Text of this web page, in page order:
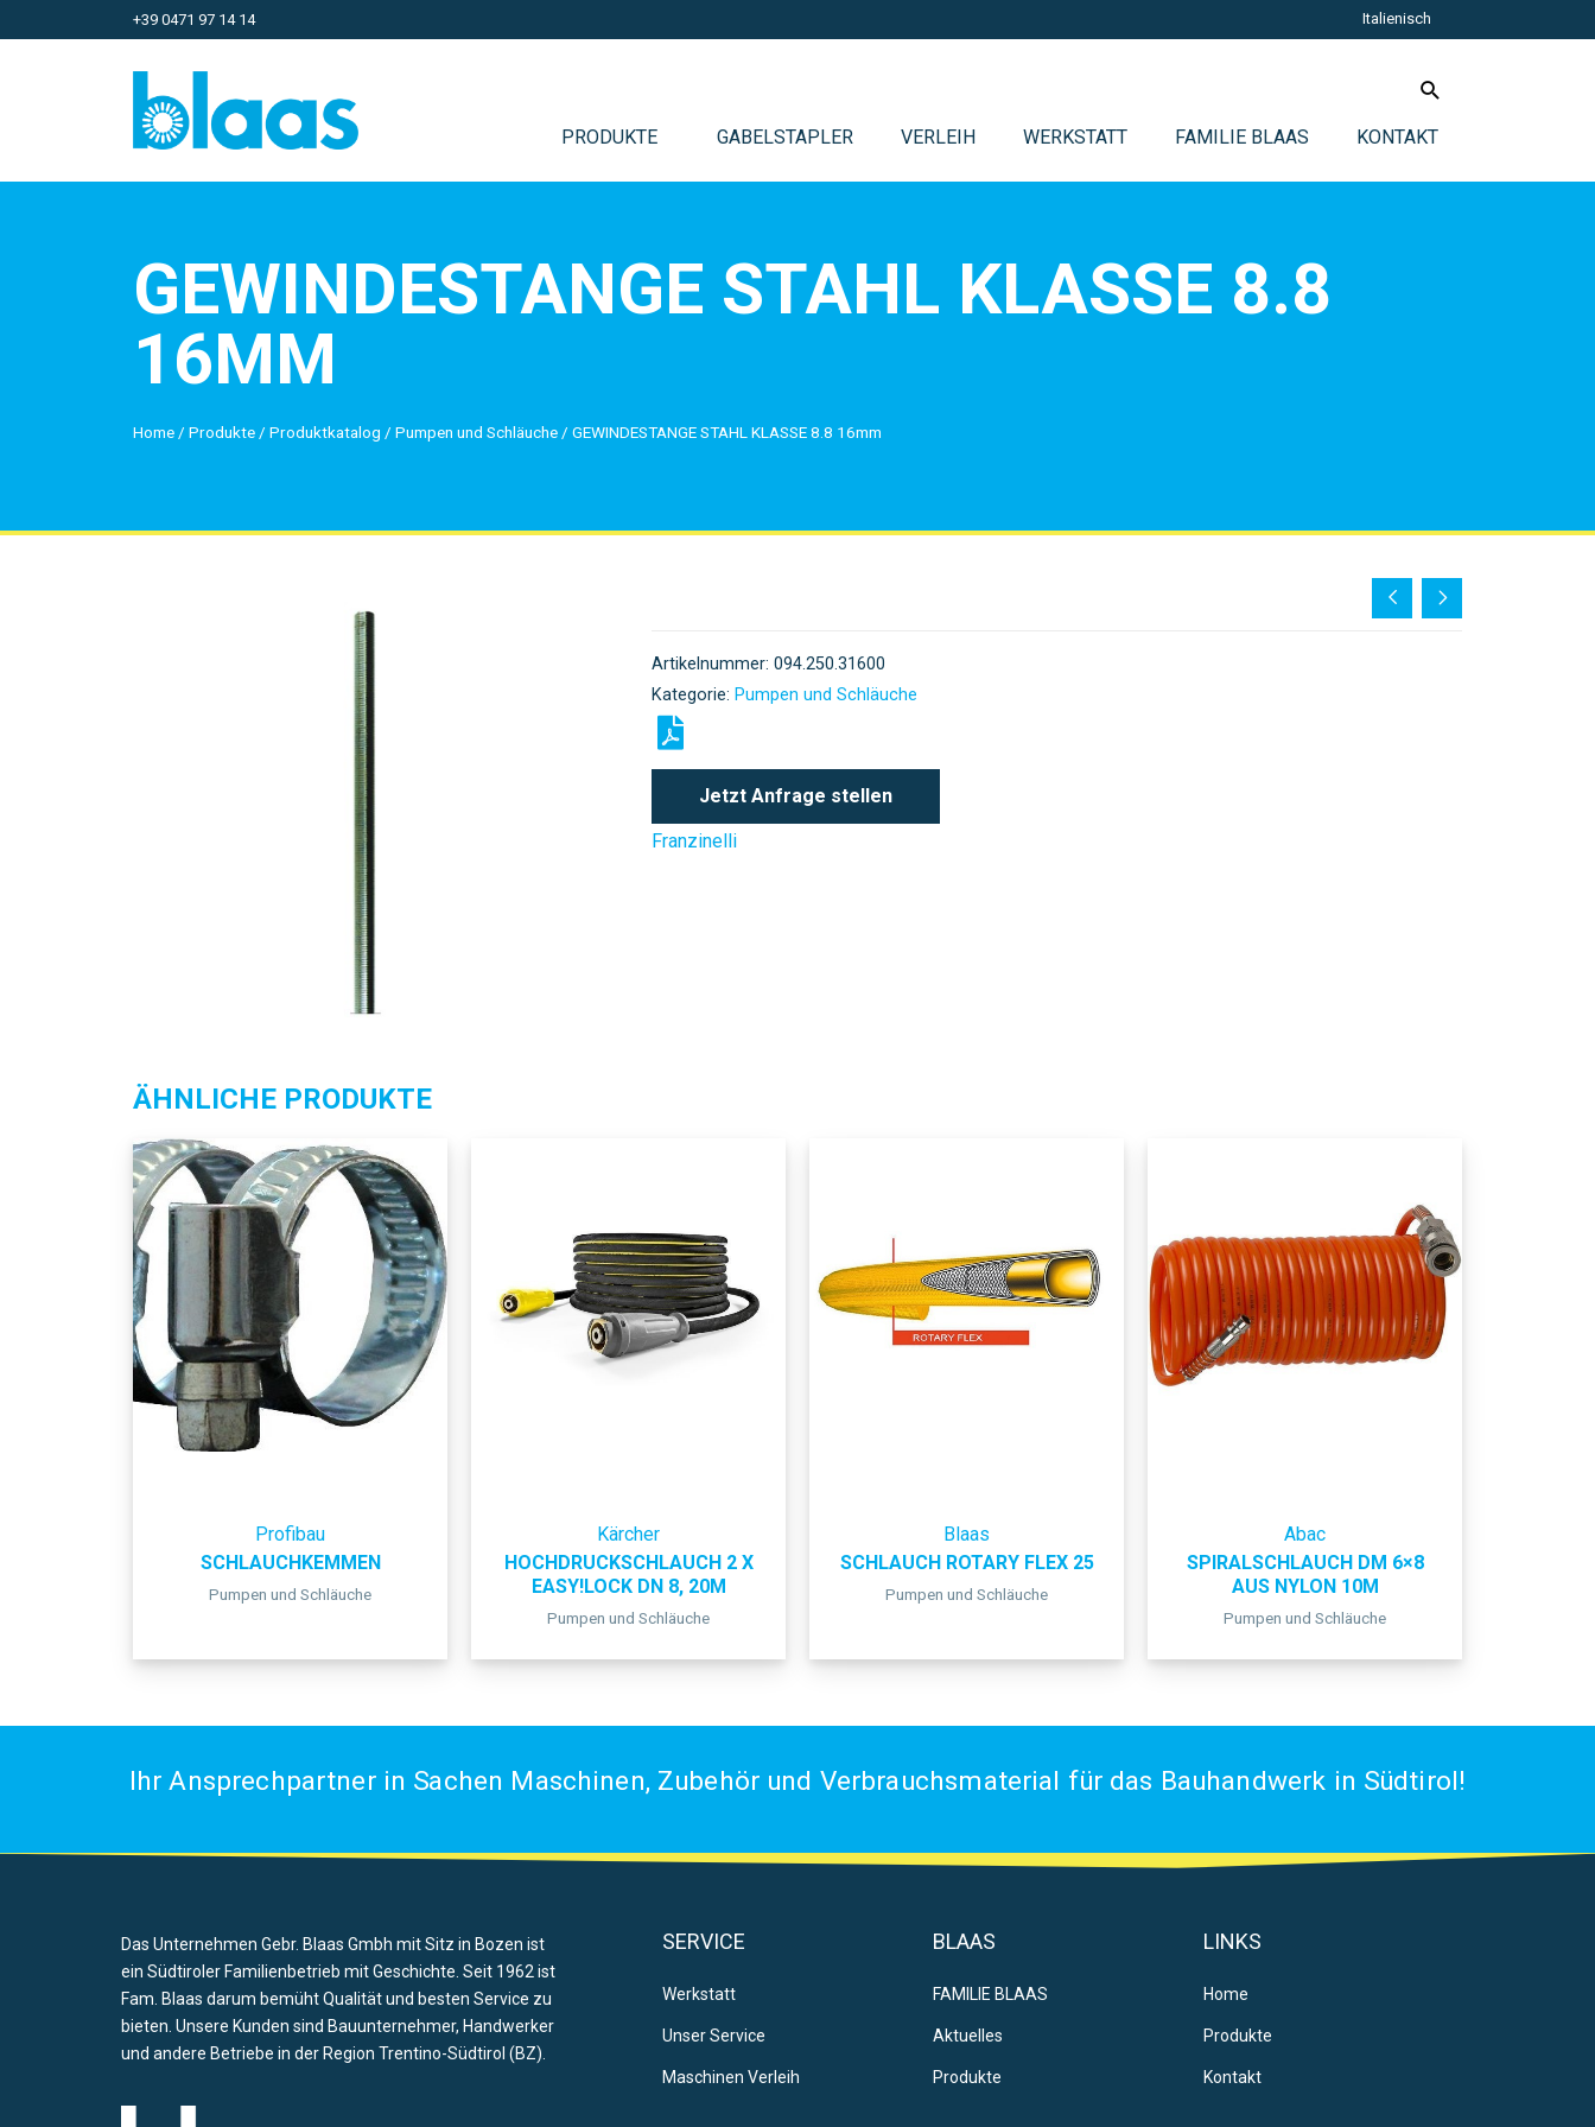
+39 0471 97 14 14 Italienisch
PRODUKTE GABELSTAPLER VERLEIH WERKSTATT FAMILIE BLAAS KONTAKT
GEWINDESTANGE STAHL KLASSE 8.8
16MM
Home / Produkte / Produktkatalog / Pumpen und Schläuche / GEWINDESTANGE STAHL KLASSE 8.8 16mm
Artikelnummer: 094.250.31600
Kategorie: Pumpen und Schläuche
Jetzt Anfrage stellen
Franzinelli
ÄHNLICHE PRODUKTE
Profibau
SCHLAUCHKEMMEN
Pumpen und Schläuche
Kärcher
HOCHDRUCKSCHLAUCH 2 X
EASY!LOCK DN 8, 20M
Pumpen und Schläuche
Blaas
SCHLAUCH ROTARY FLEX 25
Pumpen und Schläuche
Abac
SPIRALSCHLAUCH DM 6×8
AUS NYLON 10M
Pumpen und Schläuche
Ihr Ansprechpartner in Sachen Maschinen, Zubehör und Verbrauchsmaterial für das Bauhandwerk in Südtirol!
Das Unternehmen Gebr. Blaas Gmbh mit Sitz in Bozen ist
ein Südtiroler Familienbetrieb mit Geschichte. Seit 1962 ist
Fam. Blaas darum bemüht Qualität und besten Service zu
bieten. Unsere Kunden sind Bauunternehmer, Handwerker
und andere Betriebe in der Region Trentino-Südtirol (BZ).
SERVICE
Werkstatt
Unser Service
Maschinen Verleih
BLAAS
FAMILIE BLAAS
Aktuelles
Produkte
LINKS
Home
Produkte
Kontakt